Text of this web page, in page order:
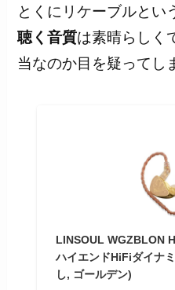
とくにリケーブルとい
聴く音質は素晴らしく
当なのか目を疑ってし
LINSOUL WGZBLON
ハイエンドHiFiダイナ
し, ゴールデン)